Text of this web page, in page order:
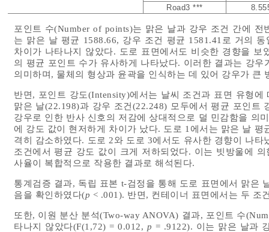
Road3 ***
포인트 수(Number of points)는 맑은 날과 강우 조건 간에
는 맑은 날 평균 1588.66, 강우 조건 평균 1581.41로 거의
차이가 나타나지 않았다. 도로 표면에서도 비슷한 경향을
의 평균 포인트 수가 유사하게 나타났다. 이러한 결과는 강
의미하며, 물체의 형상과 윤곽을 인식하는 데 있어 강우가 큰
반면, 포인트 강도(Intensity)에서는 날씨 조건과 표면 유형
맑은 날(22.198)과 강우 조건(22.248) 모두에서 평균 포인트
강우로 인한 반사 신호의 저감에 상대적으로 덜 민감함을 의
에 강도 값이 현저하게 차이가 났다. 도로 1에서는 맑은 날
격히 감소하였다. 도로 2와 도로 3에서도 유사한 경향이 나
조건에서 평균 강도 값이 크게 저하되었다. 이는 빗방울에
사율이 복합적으로 작용한 결과로 해석된다.
통계검증 결과, 독립 표본 t-검정을 통해 도로 표면에서 맑은
음을 확인하였다(p < .001). 반면, 컨테이너 표면에서는 두 조
또한, 이원 분산 분석(Two-way ANOVA) 결과, 포인트 수
타나지 않았다(F(1,72) = 0.012, p = .9122). 이는 맑은 날과